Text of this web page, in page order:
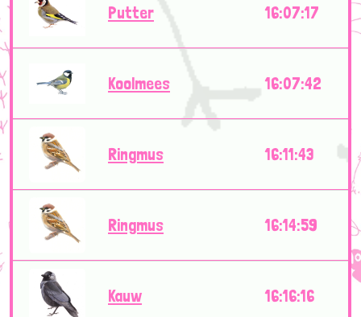
Putter 16:07:17
Koolmees 16:07:42
Ringmus 16:11:43
Ringmus 16:14:59
Kauw 16:16:16